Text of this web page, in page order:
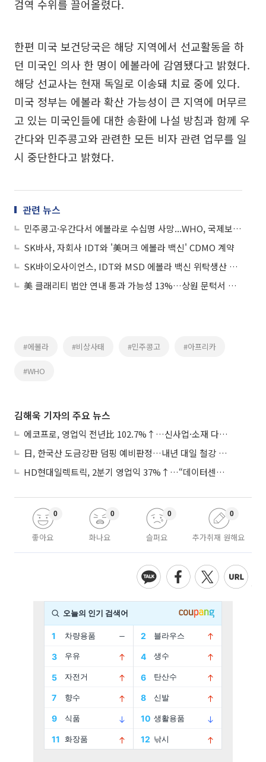
검역 수위를 끌어올렸다.
한편 미국 보건당국은 해당 지역에서 선교활동을 하
던 미국인 의사 한 명이 에볼라에 감염됐다고 밝혔다.
해당 선교사는 현재 독일로 이송돼 치료 중에 있다.
미국 정부는 에볼라 확산 가능성이 큰 지역에 머무르
고 있는 미국인들에 대한 송환에 나설 방침과 함께 우
간다와 민주콩고와 관련한 모든 비자 관련 업무를 일
시 중단한다고 밝혔다.
관련 뉴스
민주콩고·우간다서 에볼라로 수십명 사망...WHO, 국제보건 비상사태 선포
SK바사, 자회사 IDT와 '美머크 에볼라 백신' CDMO 계약
SK바이오사이언스, IDT와 MSD 에볼라 백신 위탁생산 계약
美 클래리티 법안 연내 통과 가능성 13%…상원 문턱서 제동
#에볼라 #비상사태 #민주콩고 #아프리카
#WHO
김해욱 기자의 주요 뉴스
에코프로, 영업익 전년比 102.7%↑…신사업·소재 다각화 박차
日, 한국산 도금강판 덤핑 예비판정…내년 대일 철강 수출 ‘빨간불’
HD현대일렉트릭, 2분기 영업익 37%↑…“데이터센터 사업, 새로운 성장 축”
좋아요
0
화나요
0
슬퍼요
0
추가취재 원해요
0